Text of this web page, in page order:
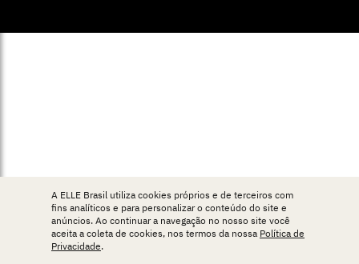
A ELLE Brasil utiliza cookies próprios e de terceiros com
fins analíticos e para personalizar o conteúdo do site e
anúncios. Ao continuar a navegação no nosso site você
aceita a coleta de cookies, nos termos da nossa Política de
Privacidade.